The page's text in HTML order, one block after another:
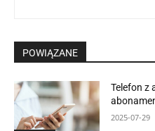
POWIĄZANE
Telefon z
2025-07-29